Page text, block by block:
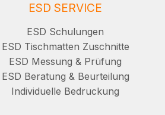
ESD SERVICE
ESD Schulungen
ESD Tischmatten Zuschnitte
ESD Messung & Prüfung
ESD Beratung & Beurteilung
Individuelle Bedruckung